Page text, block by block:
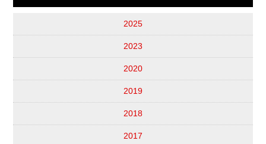
2025
2023
2020
2019
2018
2017